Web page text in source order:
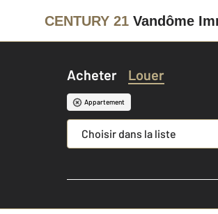
CENTURY 21 Vandôme
Acheter Louer
Appartement
Choisir dans la liste